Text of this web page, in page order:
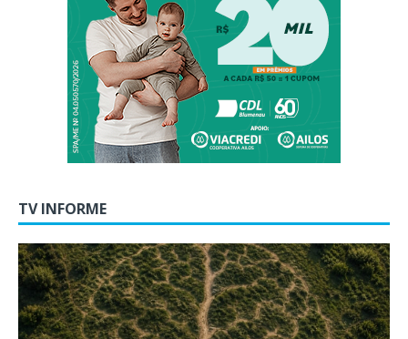
TV INFORME